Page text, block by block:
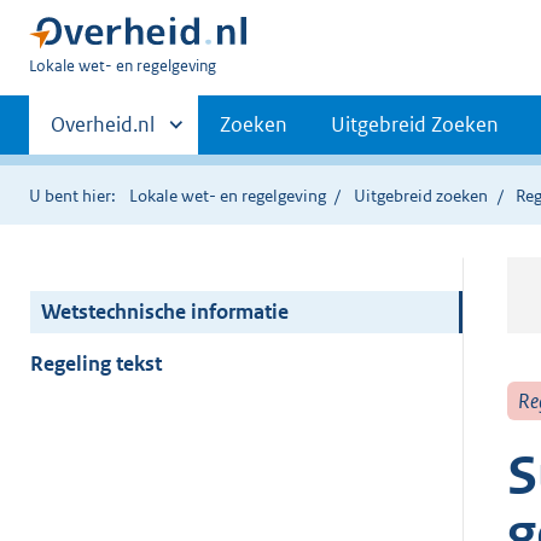
U
hier:
Lokale wet- en regelgeving
Primaire
navigatie
Andere
sites
binnen
Overheid.nl Zoeken Uitgebreid Zoeken
U bent hier: Lokale wet- en regelgeving Uitgebreid zoeken
Wetstechnische informatie
Regeling tekst